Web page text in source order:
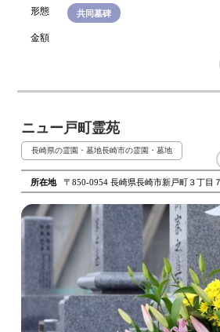
形態 共同墓碑
金額
ニュー戸町霊苑
長崎県の霊園・墓地長崎市の霊園・墓地
所在地 〒850-0954 長崎県長崎市新戸町３丁目